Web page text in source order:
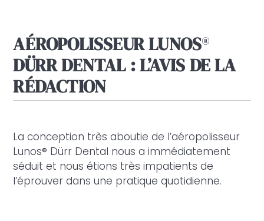
AÉROPOLISSEURLUNOS®
DÜRR DENTAL : L’AVIS DE LA
RÉDACTION
La conception très aboutie de l’aéropolisseur
Lunos® Dürr Dental nous a immédiatement
séduit et nous étions très impatients de
l’éprouver dans une pratique quotidienne.